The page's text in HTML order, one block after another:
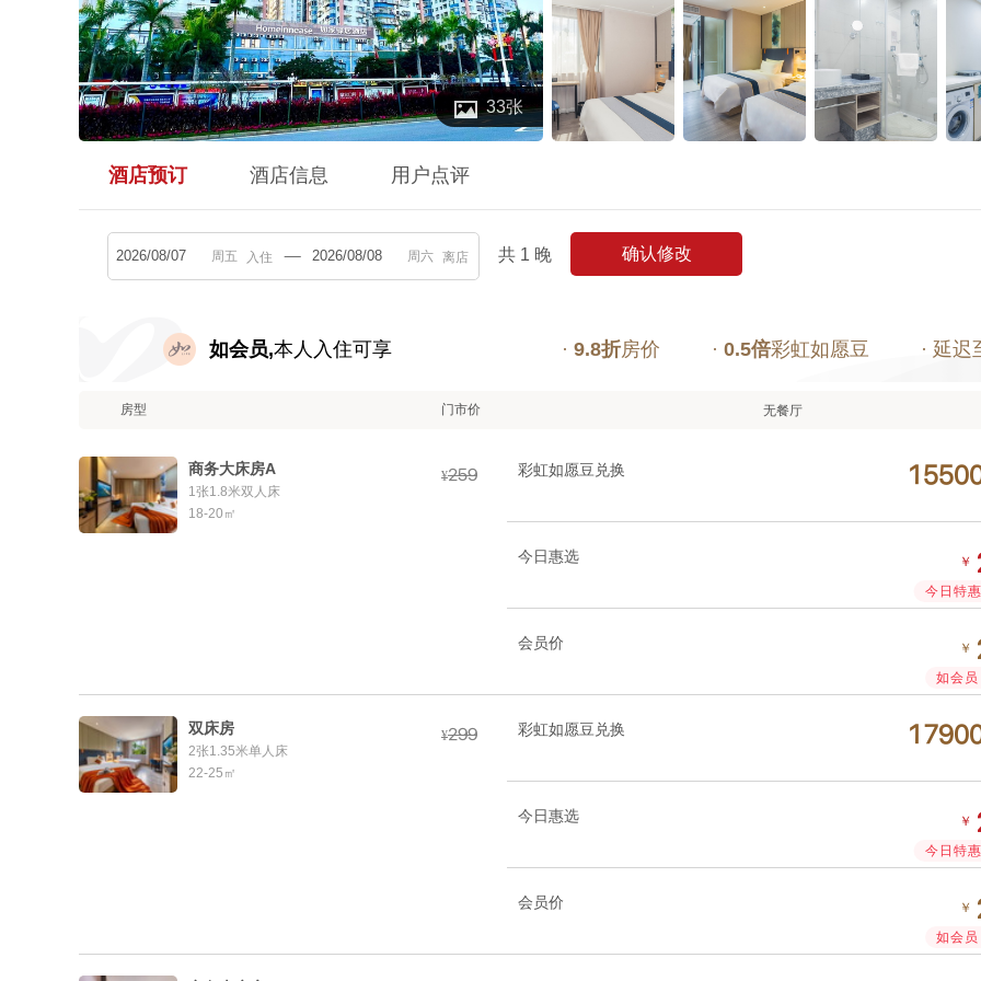
 33张
酒店预订 酒店信息 用户点评
入住 离店 共 1 晚 确认修改
如会员,本人入住可享 · 9.8折房价 · 0.5倍彩虹如愿豆 · 延迟
房型 门市价 无餐厅
商务大床房A
1张1.8米双人床
18-20㎡
¥ 彩虹如愿豆兑换  
今日惠选 ￥
今日特
会员价 ￥
如会
双床房
2张1.35米单人床
22-25㎡
¥ 彩虹如愿豆兑换  
今日惠选 ￥
今日特
会员价 ￥
如会